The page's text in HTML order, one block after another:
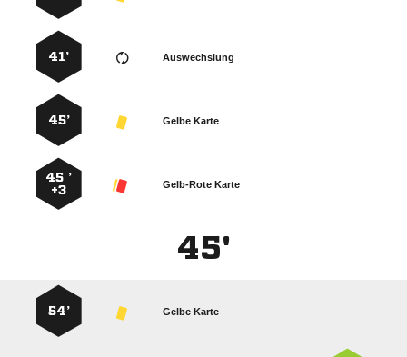
Auswechslung
41’
Gelbe Karte
45’
Gelb-Rote Karte
45 ’
+3
45'
Gelbe Karte
54’